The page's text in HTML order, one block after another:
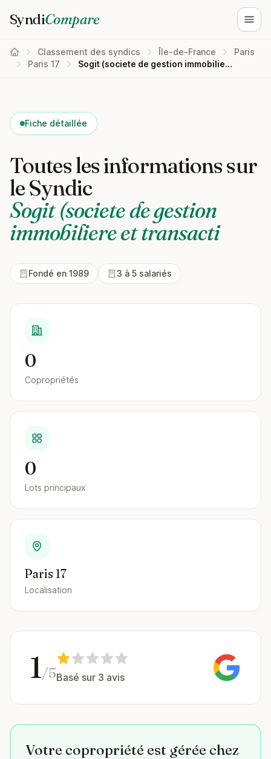
SyndiCompare
Classement des syndics Île-de-France
Paris
Paris 17
Sogit (societe de gestion immobiliere et transacti
Fiche détaillée
Toutes les informations sur
le Syndic
Sogit (societe de gestion
immobiliere et transacti
Fondé en 1989 3 à 5 salariés
0
Copropriétés
0
Lots principaux
Paris 17
Localisation
1/5Basé sur 3 avis
Votre copropriété est gérée chez